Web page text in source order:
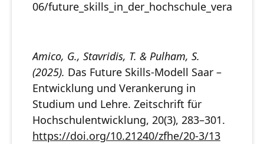
06/
Amico, G., Stavridis, T. & Pulham, S.
(2025). Das Future Skills-Modell Saar –
Entwicklung und Verankerung in
Studium und Lehre. Zeitschrift für
Hochschulentwicklung, 20(3), 283–301.
https://doi.org/10.21240/zfhe/20-3/13